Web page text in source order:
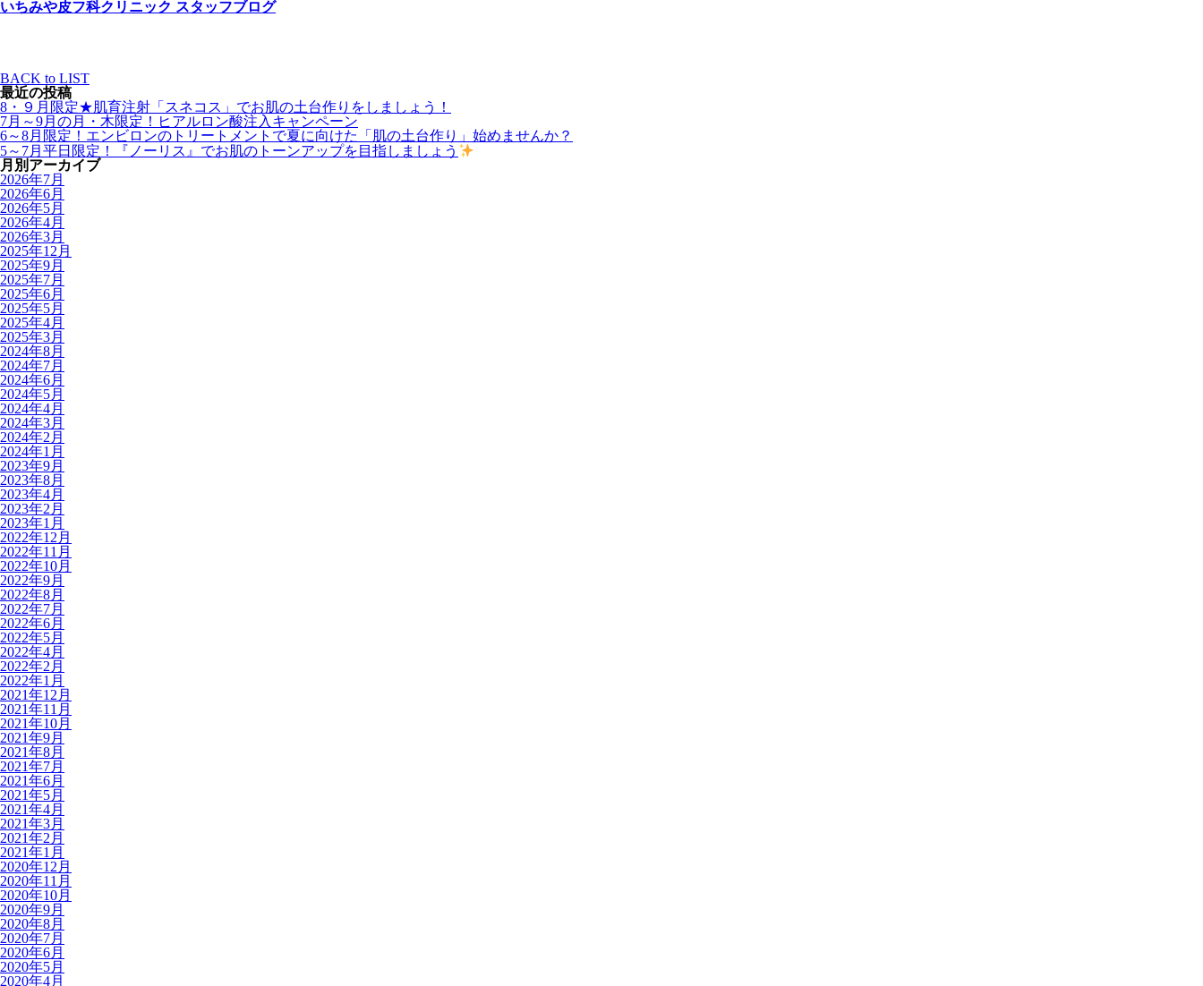
いちみや皮フ科クリニック スタッフブログ
BACK to LIST
最近の投稿
8・９月限定★肌育注射「スネコス」でお肌の土台作りをしましょう！
7月～9月の月・木限定！ヒアルロン酸注入キャンペーン
6～8月限定！エンビロンのトリートメントで夏に向けた「肌の土台作り」始めませんか？
5～7月平日限定！『ノーリス』でお肌のトーンアップを目指しましょう
月別アーカイブ
2026年7月
2026年6月
2026年5月
2026年4月
2026年3月
2025年12月
2025年9月
2025年7月
2025年6月
2025年5月
2025年4月
2025年3月
2024年8月
2024年7月
2024年6月
2024年5月
2024年4月
2024年3月
2024年2月
2024年1月
2023年9月
2023年8月
2023年4月
2023年2月
2023年1月
2022年12月
2022年11月
2022年10月
2022年9月
2022年8月
2022年7月
2022年6月
2022年5月
2022年4月
2022年2月
2022年1月
2021年12月
2021年11月
2021年10月
2021年9月
2021年8月
2021年7月
2021年6月
2021年5月
2021年4月
2021年3月
2021年2月
2021年1月
2020年12月
2020年11月
2020年10月
2020年9月
2020年8月
2020年7月
2020年6月
2020年5月
2020年4月